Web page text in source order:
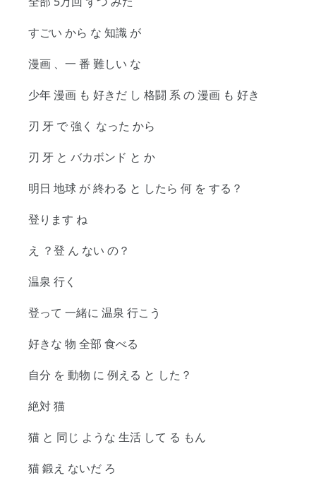
すごい から な 知識 が
漫画 、一 番 難しい な
少年 漫画 も 好きだ し 格闘 系 の 漫画 も 好き
刃 牙 で 強く なった から
刃 牙 と バカボンド と か
明日 地球 が 終わる と したら 何 を する？
登ります ね
え ？登 ん ない の？
温泉 行く
登って 一緒に 温泉 行こう
好きな 物 全部 食べる
自分 を 動物 に 例える と した？
絶対 猫
猫 と 同じ ような 生活 して る もん
猫 鍛え ないだ ろ